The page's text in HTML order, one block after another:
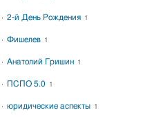
2-й День Рождения 1
Фишелев 1
Анатолий Гришин 1
ПСПО 5.0 1
юридические аспекты 1